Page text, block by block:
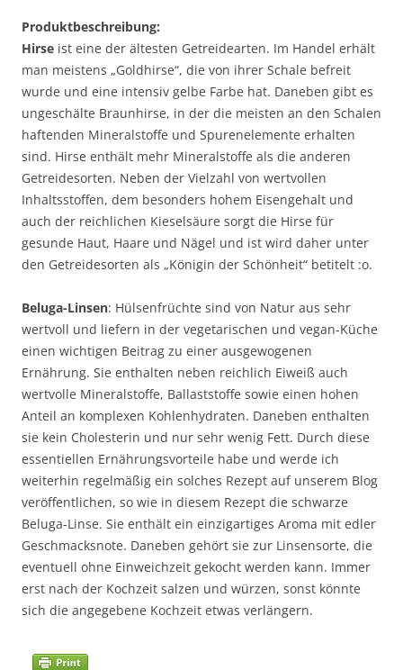
Produktbeschreibung:
Hirse ist eine der ältesten Getreidearten. Im Handel erhält
man meistens „Goldhirse“, die von ihrer Schale befreit
wurde und eine intensiv gelbe Farbe hat. Daneben gibt es
ungeschälte Braunhirse, in der die meisten an den Schalen
haftenden Mineralstoffe und Spurenelemente erhalten
sind. Hirse enthält mehr Mineralstoffe als die anderen
Getreidesorten. Neben der Vielzahl von wertvollen
Inhaltsstoffen, dem besonders hohem Eisengehalt und
auch der reichlichen Kieselsäure sorgt die Hirse für
gesunde Haut, Haare und Nägel und ist wird daher unter
den Getreidesorten als „Königin der Schönheit“ betitelt :o.
Beluga-Linsen: Hülsenfrüchte sind von Natur aus sehr
wertvoll und liefern in der vegetarischen und vegan-Küche
einen wichtigen Beitrag zu einer ausgewogenen
Ernährung. Sie enthalten neben reichlich Eiweiß auch
wertvolle Mineralstoffe, Ballaststoffe sowie einen hohen
Anteil an komplexen Kohlenhydraten. Daneben enthalten
sie kein Cholesterin und nur sehr wenig Fett. Durch diese
essentiellen Ernährungsvorteile habe und werde ich
weiterhin regelmäßig ein solches Rezept auf unserem Blog
veröffentlichen, so wie in diesem Rezept die schwarze
Beluga-Linse. Sie enthält ein einzigartiges Aroma mit edler
Geschmacksnote. Daneben gehört sie zur Linsensorte, die
eventuell ohne Einweichzeit gekocht werden kann. Immer
erst nach der Kochzeit salzen und würzen, sonst könnte
sich die angegebene Kochzeit etwas verlängern.